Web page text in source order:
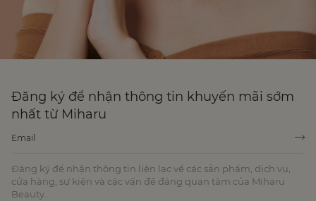
Đăng ký để nhận thông tin khuyến mãi sớm
nhất từ Miharu
Đăng ký để nhận thông tin liên lạc về các sản phẩm, dịch vụ,
cửa hàng, sự kiện và các vấn đề đáng quan tâm của Miharu
Beauty.